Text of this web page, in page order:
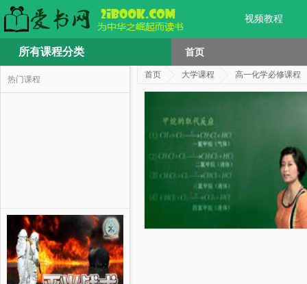
视频教程
所有课程分类 首页
热门课程 首页 大学课程 高一化学必修课程